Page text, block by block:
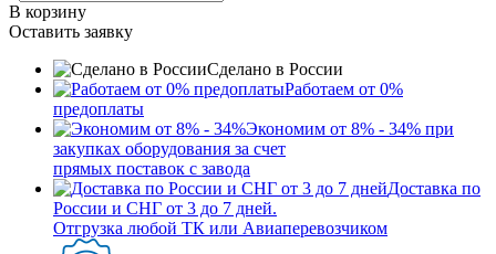
В корзину
Оставить заявку
Сделано в России
Работаем от 0%
предоплаты
Экономим от 8% - 34% при
закупках оборудования за счет
прямых поставок с завода
Доставка по
России и СНГ от 3 до 7 дней.
Отгрузка любой ТК или Авиаперевозчиком